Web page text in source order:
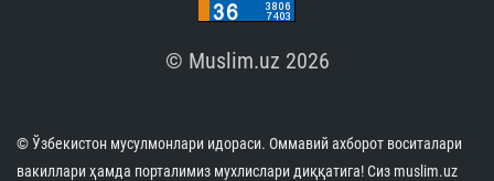
© Muslim.uz 2026
© Ўзбекистон мусулмонлари идораси. Оммавий ахборот воситалари
вакиллари ҳамда порталимиз мухлислари диққатига! Сиз muslim.uz